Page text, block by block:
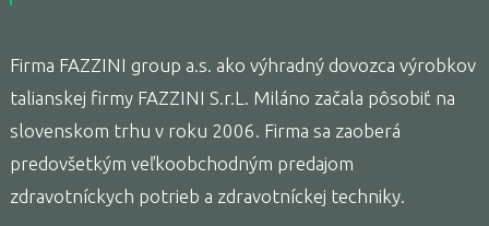
Firma FAZZINI group a.s. ako výhradný dovozca výrobkov
talianskej firmy FAZZINI S.r.L. Miláno začala pôsobiť na
slovenskom trhu v roku 2006. Firma sa zaoberá
predovšetkým veľkoobchodným predajom
zdravotníckych potrieb a zdravotníckej techniky.